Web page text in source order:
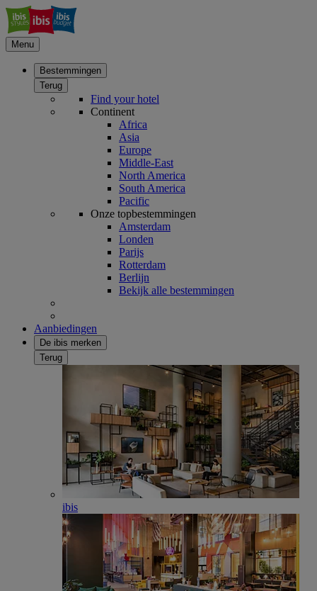
Menu
Bestemmingen
Terug
Find your hotel
Continent
Africa
Asia
Europe
Middle-East
North America
South America
Pacific
Onze topbestemmingen
Amsterdam
Londen
Parijs
Rotterdam
Berlijn
Bekijk alle bestemmingen
Aanbiedingen
De ibis merken
Terug
ibis